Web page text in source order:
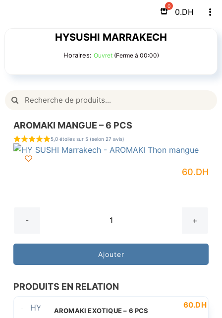
Nos Plats
Nos Soupes
Japonais
0.DH
HYSUSHI MARRAKECH
Horaires: Ouvret(Ferme à 00:00)
Rechercher:
AROMAKI MANGUE – 6 PCS
5,0 étoiles sur 5 (selon 27 avis)
60.DH
quantité
AROMAKI
Mangue
6
PCS
Ajouter
PRODUITS EN RELATION
AROMAKI EXOTIQUE – 6 PCS
60.DH